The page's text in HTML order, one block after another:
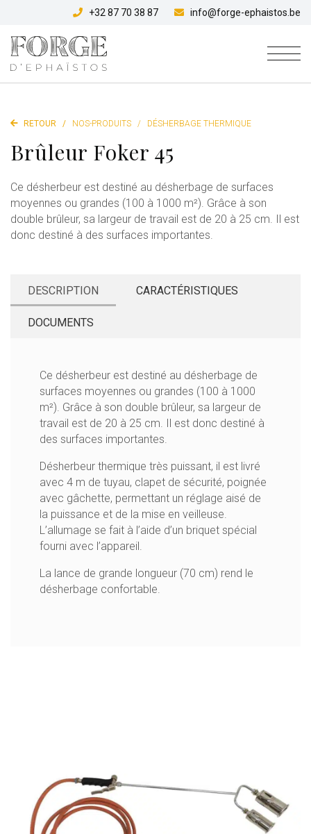
+32 87 70 38 87 info@forge-ephaistos.be
RETOUR / NOS-PRODUITS / DÉSHERBAGE THERMIQUE
Brûleur Foker 45
Ce désherbeur est destiné au désherbage de surfaces
moyennes ou grandes (100 à 1000 m²). Grâce à son
double brûleur, sa largeur de travail est de 20 à 25 cm. Il est
donc destiné à des surfaces importantes.
DESCRIPTION CARACTÉRISTIQUES
DOCUMENTS
Ce désherbeur est destiné au désherbage de
surfaces moyennes ou grandes (100 à 1000
m²). Grâce à son double brûleur, sa largeur de
travail est de 20 à 25 cm. Il est donc destiné à
des surfaces importantes.
Désherbeur thermique très puissant, il est livré
avec 4 m de tuyau, clapet de sécurité, poignée
avec gâchette, permettant un réglage aisé de
la puissance et de la mise en veilleuse.
L’allumage se fait à l’aide d’un briquet spécial
fourni avec l’appareil.
La lance de grande longueur (70 cm) rend le
désherbage confortable.